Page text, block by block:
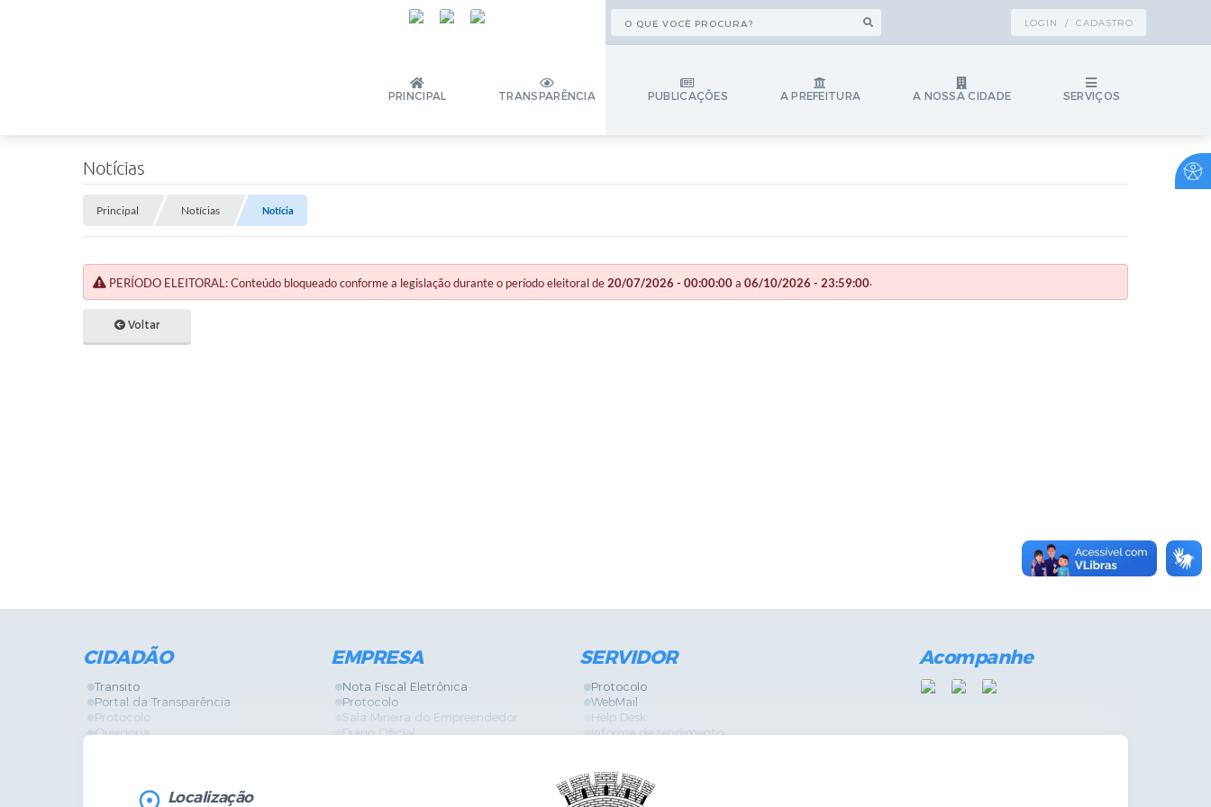
LOGIN / CADASTRO
PRINCIPAL TRANSPARÊNCIA PUBLICAÇÕES A PREFEITURA A NOSSA CIDADE SERVIÇOS
Notícias
Principal Notícias Notícia
PERÍODO ELEITORAL: Conteúdo bloqueado conforme a legislação durante o período eleitoral de20/07/2026 - 00:00:00a 06/10/2026 - 23:59:00.
Voltar
CIDADÃO
Transito
Portal da Transparência
Protocolo
Ouvidoria
Legislação
EMPRESA
Nota Fiscal Eletrônica
Protocolo
Sala Mineira do Empreendedor
Diário Oficial
SERVIDOR
Protocolo
WebMail
Help Desk
Informe de rendimento
GPI
Diário Oficial
Acompanhe
Localização